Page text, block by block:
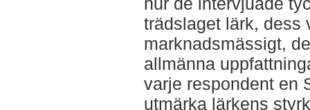
trädslaget lärk, dess
marknadsmässigt,
allmänna
varje respondent en
utmärka lärkens